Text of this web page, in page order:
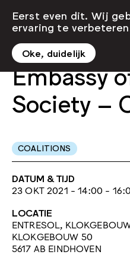
Embassy
Society –
COALITIONS
DATUM & TIJD
23 OKT 2021 - 14:00 -
LOCATIE
ENTRESOL,
KLOKGEBOUW 50
5617 AB EINDHOVEN
Eerst even dit. Wij
ervaring te
Oke, duidelijk